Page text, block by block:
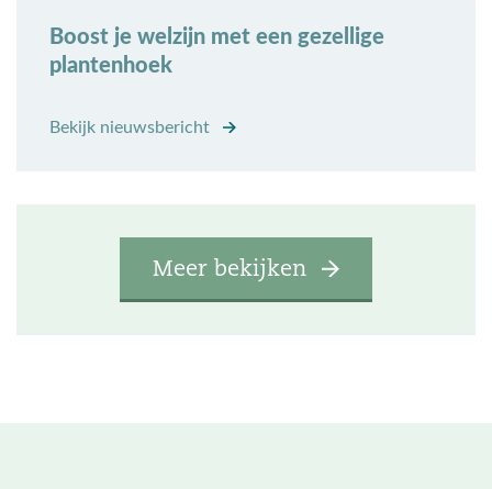
Boost je welzijn met een gezellige
plantenhoek
Bekijk nieuwsbericht
Meer bekijken